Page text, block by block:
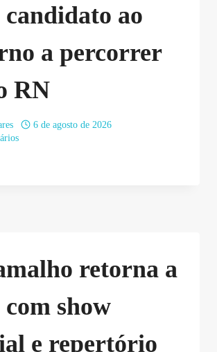
ao
a percorrer
RN
6 de agosto de 2026
retorna a
show
e repertório